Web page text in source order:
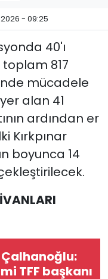
- 09:25
40'ı
817
mücadele
alan 41
ardından er
Kırkpınar
boyunca 14
TFF başkanı